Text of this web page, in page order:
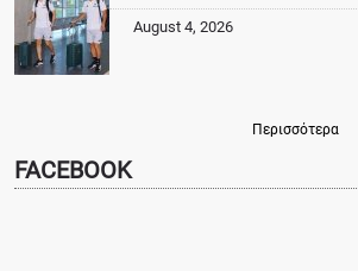
August 4, 2026
Περισσότερα
FACEBOOK